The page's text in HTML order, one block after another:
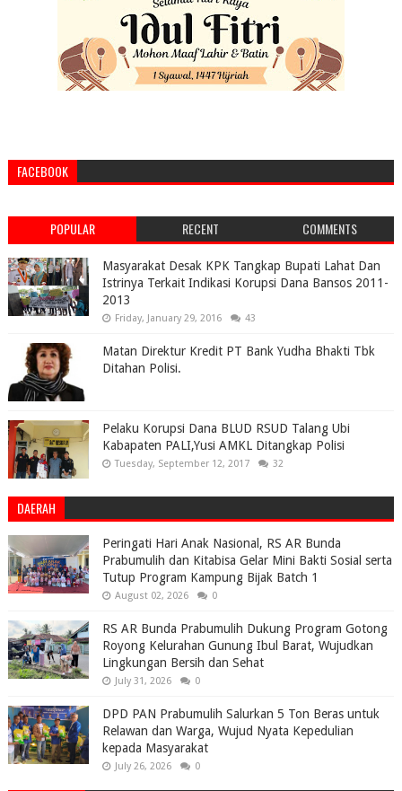
FACEBOOK
POPULAR RECENT COMMENTS
Masyarakat Desak KPK Tangkap Bupati Lahat Dan
Istrinya Terkait Indikasi Korupsi Dana Bansos 2011-
2013
Friday, January 29, 2016 43
Matan Direktur Kredit PT Bank Yudha Bhakti Tbk
Ditahan Polisi.
Pelaku Korupsi Dana BLUD RSUD Talang Ubi
Kabapaten PALI,Yusi AMKL Ditangkap Polisi
Tuesday, September 12, 2017 32
DAERAH
Peringati Hari Anak Nasional, RS AR Bunda
Prabumulih dan Kitabisa Gelar Mini Bakti Sosial serta
Tutup Program Kampung Bijak Batch 1
August 02, 2026 0
RS AR Bunda Prabumulih Dukung Program Gotong
Royong Kelurahan Gunung Ibul Barat, Wujudkan
Lingkungan Bersih dan Sehat
July 31, 2026 0
DPD PAN Prabumulih Salurkan 5 Ton Beras untuk
Relawan dan Warga, Wujud Nyata Kepedulian
kepada Masyarakat
July 26, 2026 0